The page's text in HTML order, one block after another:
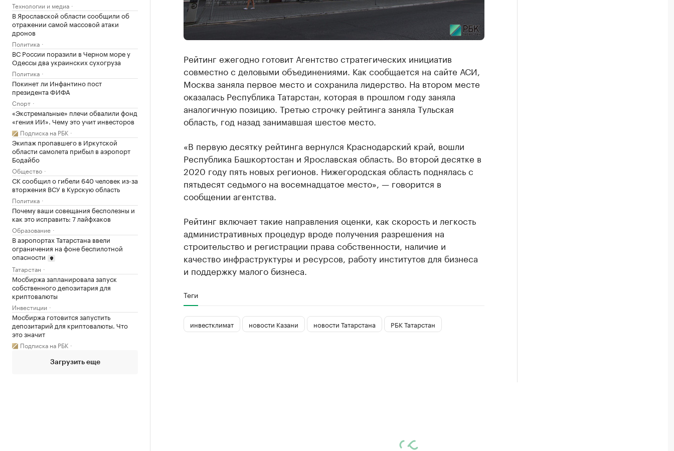
Технологии и медиа
В Ярославской области сообщили об
отражении самой массовой атаки
дронов
Политика
ВС России поразили в Черном море у
Одессы два украинских сухогруза
Политика
Покинет ли Инфантино пост
президента ФИФА
Спорт
«Экстремальные» плечи обвалили фонд
«гения ИИ». Чему это учит инвесторов
Подписка на РБК
Экипаж пропавшего в Иркутской
области самолета прибыл в аэропорт
Бодайбо
Общество
СК сообщил о гибели 640 человек из-за
вторжения ВСУ в Курскую область
Политика
Почему ваши совещания бесполезны и
как это исправить: 7 лайфхаков
Образование
В аэропортах Татарстана ввели
ограничения на фоне беспилотной
опасности
Татарстан
Мосбиржа запланировала запуск
собственного депозитария для
криптовалюты
Инвестиции
Мосбиржа готовится запустить
депозитарий для криптовалюты. Что
это значит
Подписка на РБК
Загрузить еще
Рейтинг ежегодно готовит Агентство стратегических инициатив
совместно с деловыми объединениями. Как сообщается на сайте АСИ,
Москва заняла первое место и сохранила лидерство. На втором месте
оказалась Республика Татарстан, которая в прошлом году заняла
аналогичную позицию. Третью строчку рейтинга заняла Тульская
область, год назад занимавшая шестое место.
«В первую десятку рейтинга вернулся Краснодарский край, вошли
Республика Башкортостан и Ярославская область. Во второй десятке в
2020 году пять новых регионов. Нижегородская область поднялась с
пятьдесят седьмого на восемнадцатое место», — говорится в
сообщении агентства.
Рейтинг включает такие направления оценки, как скорость и легкость
административных процедур вроде получения разрешения на
строительство и регистрации права собственности, наличие и
качество инфраструктуры и ресурсов, работу институтов для бизнеса
и поддержку малого бизнеса.
Теги
инвестклимат новости Казани новости Татарстана РБК Татарстан